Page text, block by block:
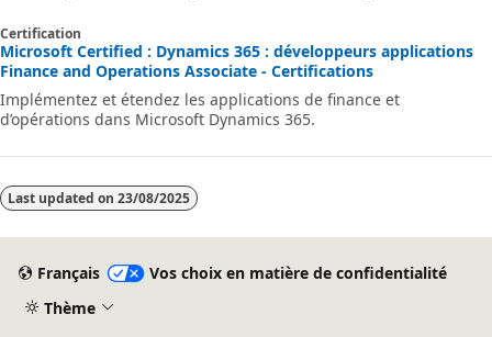
Certification
Microsoft Certified : Dynamics 365 : développeurs applications
Finance and Operations Associate - Certifications
Implémentez et étendez les applications de finance et
d’opérations dans Microsoft Dynamics 365.
Last updated on 23/08/2025
Français
Vos choix en matière de confidentialité
Thème